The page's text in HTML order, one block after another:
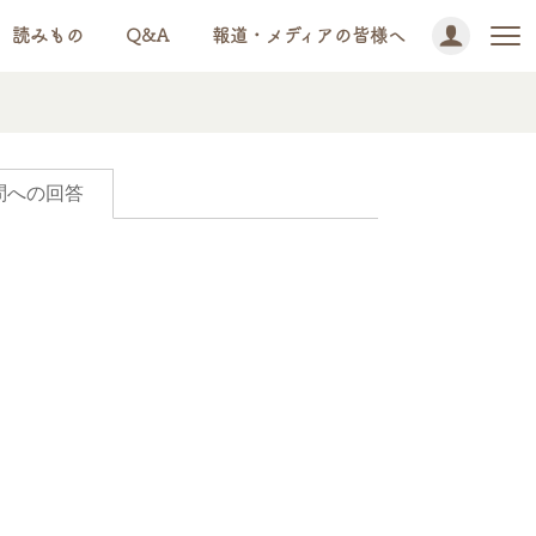
読みもの Q&A 報道・メディアの皆様へ
への回答